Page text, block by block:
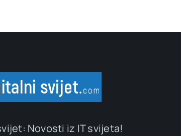
Novosti iz IT svijeta!